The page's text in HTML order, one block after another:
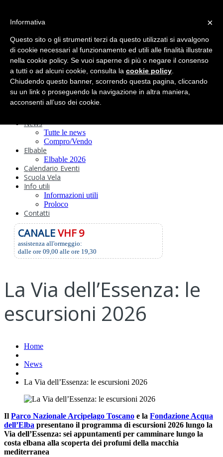
Circolo
Statuto e
Regolamenti
Storia
Ormeggi
Sede e Servizi
Attività
Safeguarding
News
Tutte le news
Compro/Vendo
Elbable
Elbable 2026
Calendario Eventi
Scuola Vela
Info utili
Informazioni utili
Proloco
Contatti
CANALEVHF 9
assistenza all'ormeggio:
dalle ore 09,00 alle ore 19,30
La Via dell’Essenza: le
escursioni 2026
Home
News
La Via dell’Essenza: le escursioni 2026
Il Parco Nazionale Arcipelago Toscano e la Fondazione Acqua
dell’Elba presentano il programma di escursioni 2026 lungo la
Via dell’Essenza: sei appuntamenti per camminare lungo la
costa elbana alla scoperta dei profumi della macchia
mediterranea
×
Informativa
Questo sito o gli strumenti terzi da questo utilizzati si avvalgono
di cookie necessari al funzionamento ed utili alle finalità illustrate
nella cookie policy. Se vuoi saperne di più o negare il consenso
a tutti o ad alcuni cookie, consulta la cookie policy
Chiudendo questo banner, scorrendo questa pagina, cliccando
su un link o proseguendo la navigazione in altra maniera,
acconsenti all’uso dei cookie.